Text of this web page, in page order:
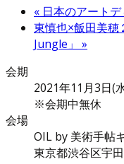
« 日本のアート
東慎也×飯田美
Jungle」 »
会期
2021年11月3日(
※会期中無休
会場
OIL by 美術手帖
東京都渋谷区宇